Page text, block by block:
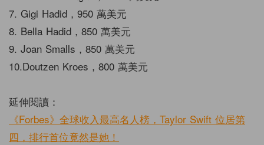
7. Gigi Hadid，950 萬美元
8. Bella Hadid，850 萬美元
9. Joan Smalls，850 萬美元
10.Doutzen Kroes，800 萬美元
延伸閱讀：
《Forbes》全球收入最高名人榜，Taylor Swift 位居第
四，排行首位竟然是她！